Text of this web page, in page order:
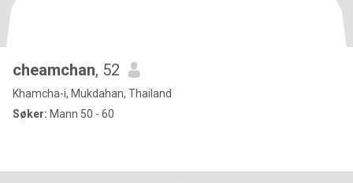
cheamchan, 52
Khamcha-i, Mukdahan, Thailand
Søker: Mann 50 - 60